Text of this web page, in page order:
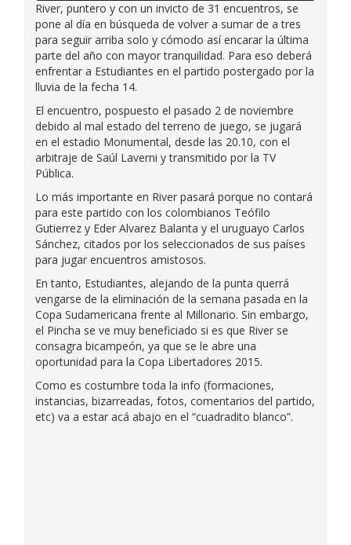
River, puntero y con un invicto de 31 encuentros, se
pone al día en búsqueda de volver a sumar de a tres
para seguir arriba solo y cómodo así encarar la última
parte del año con mayor tranquilidad. Para eso deberá
enfrentar a Estudiantes en el partido postergado por la
lluvia de la fecha 14.
El encuentro, pospuesto el pasado 2 de noviembre
debido al mal estado del terreno de juego, se jugará
en el estadio Monumental, desde las 20.10, con el
arbitraje de Saúl Laverni y transmitido por la TV
Pública.
Lo más importante en River pasará porque no contará
para este partido con los colombianos Teófilo
Gutierrez y Eder Alvarez Balanta y el uruguayo Carlos
Sánchez, citados por los seleccionados de sus países
para jugar encuentros amistosos.
En tanto, Estudiantes, alejando de la punta querrá
vengarse de la eliminación de la semana pasada en la
Copa Sudamericana frente al Millonario. Sin embargo,
el Pincha se ve muy beneficiado si es que River se
consagra bicampeón, ya que se le abre una
oportunidad para la Copa Libertadores 2015.
Como es costumbre toda la info (formaciones,
instancias, bizarreadas, fotos, comentarios del partido,
etc) va a estar acá abajo en el “cuadradito blanco”.